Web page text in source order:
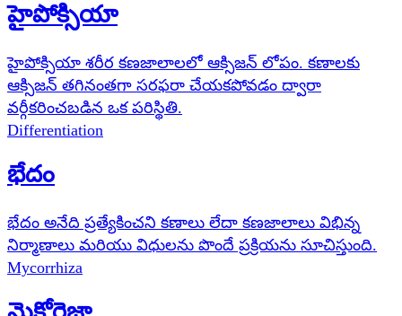
హైపోక్సియా
హైపోక్సియా శరీర కణజాలాలలో ఆక్సిజన్ లోపం. కణాలకు
ఆక్సిజన్ తగినంతగా సరఫరా చేయకపోవడం ద్వారా
వర్గీకరించబడిన ఒక పరిస్థితి.
Differentiation
భేదం
భేదం అనేది ప్రత్యేకించని కణాలు లేదా కణజాలాలు విభిన్న
నిర్మాణాలు మరియు విధులను పొందే ప్రక్రియను సూచిస్తుంది.
Mycorrhiza